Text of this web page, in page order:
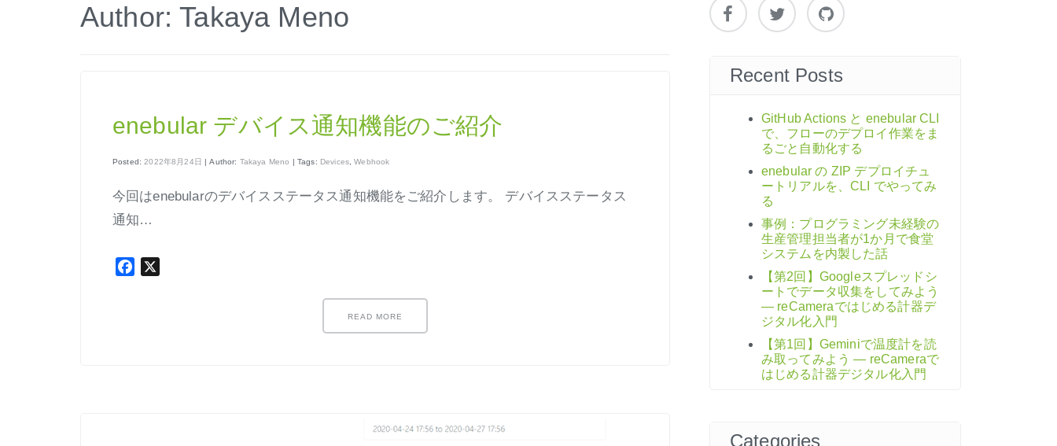
Author:Takaya Meno
enebular デバイス通知機能のご紹介
Posted:2022年8月24日 | Author: Takaya Meno | Tags: Devices,Webhook
今回はenebularのデバイスステータス通知機能をご紹介します。 デバイスステータス
通知…
Facebook
READ MORE
Recent Posts
GitHub Actions と enebular CLI
で、フローのデプロイ作業をま
るごと自動化する
enebular の ZIP デプロイチュ
ートリアルを、CLI でやってみ
る
事例：プログラミング未経験の
生産管理担当者が1か月で食堂
システムを内製した話
【第2回】Googleスプレッドシ
ートでデータ収集をしてみよう
― reCameraではじめる計器デ
ジタル化入門
【第1回】Geminiで温度計を読
み取ってみよう ― reCameraで
はじめる計器デジタル化入門
Categories